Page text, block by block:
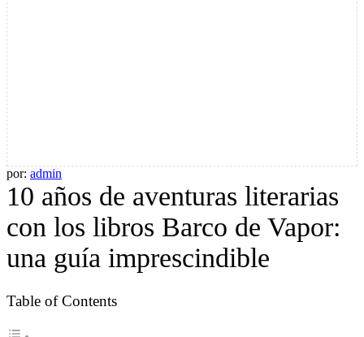
por: admin
10 años de aventuras literarias
con los libros Barco de Vapor:
una guía imprescindible
Table of Contents